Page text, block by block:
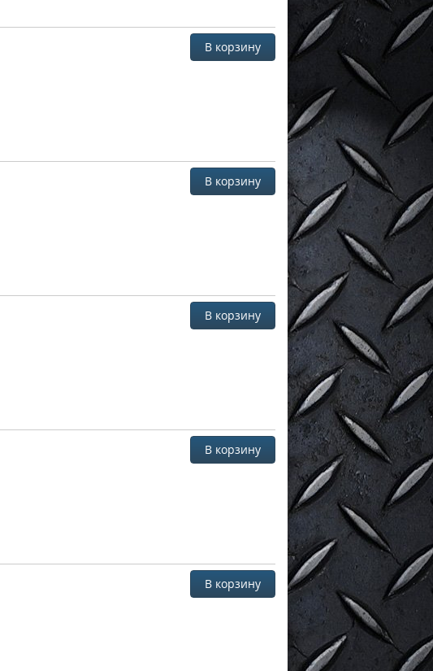
В корзину
В корзину
В корзину
В корзину
В корзину